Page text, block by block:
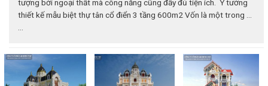
tượng bởi ngoại thất mà công năng cũng đầy đủ tiện ích. Ý tưởng
thiết kế mẫu biệt thự tân cổ điển 3 tầng 600m2 Vốn là một trong ...